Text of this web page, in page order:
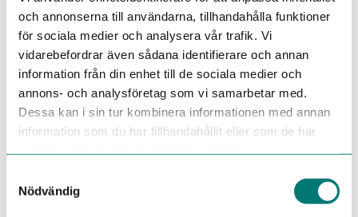
och annonserna till användarna, tillhandahålla funktioner
för sociala medier och analysera vår trafik. Vi
vidarebefordrar även sådana identifierare och annan
information från din enhet till de sociala medier och
annons- och analysföretag som vi samarbetar med.
Dessa kan i sin tur kombinera informationen med annan
information som du har tillhandahållit eller som de har
Nödvändig
Om dig
Vi söker både dig som har god kunskap om brandlarms-
och släckcentraler men är även öppna för dig som är en mer
junior brandlarmstekniker och som vill utvecklas i din roll.
För att lyckas och trivas i rollen ser vi att du har
följande:
Erfarenhet av att programmera specialfunktioner för
brandlarmscentraler